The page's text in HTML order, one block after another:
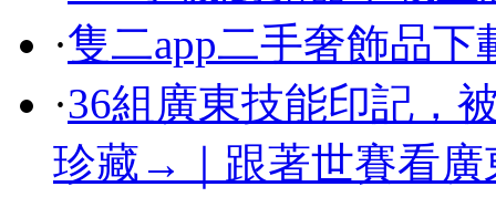
·隻二app二手奢飾品下
·36組廣東技能印記，
珍藏→｜跟著世賽看廣